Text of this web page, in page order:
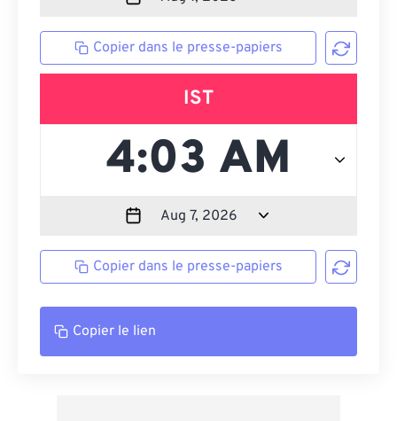
Copier dans le presse-papiers
IST
Copier dans le presse-papiers
Copier le lien